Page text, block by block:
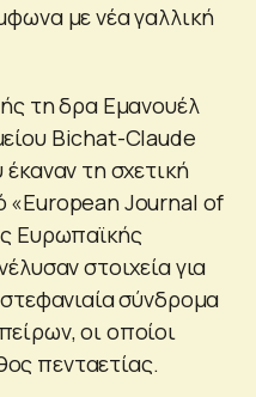
με νέα γαλλική
τη δρα Εμανουέλ
Bichat-Claude
τη σχετική
«European Journal of
Ευρωπαϊκής
στοιχεία για
σύνδρομα
οι οποίοι
πενταετίας.